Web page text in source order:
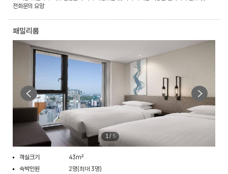
전화문의 요망
패밀리룸
1/ 5
객실크기
43m²
숙박인원
2명(최대 3명)